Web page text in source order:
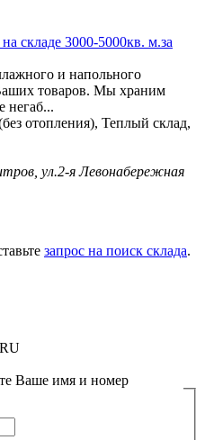
складе 3000-5000кв. м.за
и напольного
товаров. Мы храним
негаб...
отопления), Теплый склад,
ул.2-я Левонабережная
запрос на поиск склада.
Ваше имя и номер